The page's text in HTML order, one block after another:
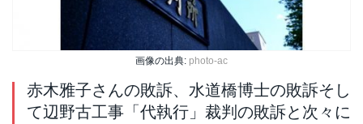
画像の出典: photo-ac
赤木雅子さんの敗訴、水道橋博士の敗訴そし
て辺野古工事「代執行」裁判の敗訴と次々に